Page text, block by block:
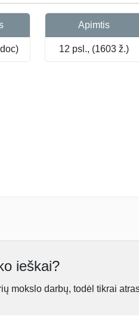
Apimtis
12 psl., (1603 ž.)
ieškai?
mokslo darbų, todėl tikrai